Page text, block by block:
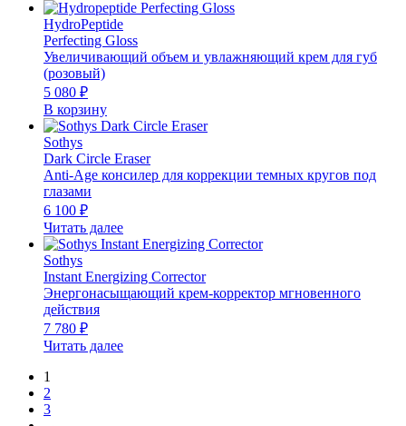
HydroPeptide
Perfecting Gloss
Увеличивающий объем и увлажняющий крем для губ
(розовый)
5 080 ₽
В корзину
Sothys
Dark Circle Eraser
Anti-Age консилер для коррекции темных кругов под
глазами
6 100 ₽
Читать далее
Sothys
Instant Energizing Corrector
Энергонасыщающий крем-корректор мгновенного
действия
7 780 ₽
Читать далее
1
2
3